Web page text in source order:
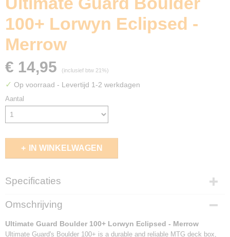
100+ Lorwyn Eclipsed -
Merrow
€ 14,95 (inclusief btw 21%)
✓ Op voorraad - Levertijd 1-2 werkdagen
Aantal
IN WINKELWAGEN
Specificaties
EAN code
4056133046701
Omschrijving
Ultimate Guard Boulder 100+ Lorwyn Eclipsed - Merrow
Ultimate Guard's Boulder 100+ is a durable and reliable MTG deck box,